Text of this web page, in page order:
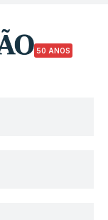
50 ANOS